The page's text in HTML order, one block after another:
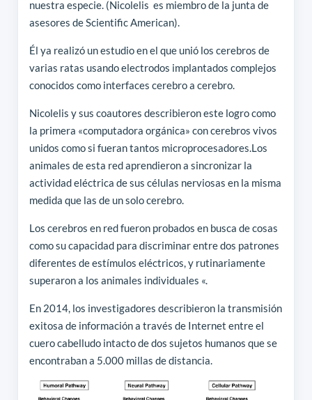
nuestra especie. (Nicolelis es miembro de la junta de
asesores de Scientific American).
Él ya realizó un estudio en el que unió los cerebros de
varias ratas usando electrodos implantados complejos
conocidos como interfaces cerebro a cerebro.
Nicolelis y sus coautores describieron este logro como
la primera «computadora orgánica» con cerebros vivos
unidos como si fueran tantos microprocesadores.Los
animales de esta red aprendieron a sincronizar la
actividad eléctrica de sus células nerviosas en la misma
medida que las de un solo cerebro.
Los cerebros en red fueron probados en busca de cosas
como su capacidad para discriminar entre dos patrones
diferentes de estímulos eléctricos, y rutinariamente
superaron a los animales individuales «.
En 2014, los investigadores describieron la transmisión
exitosa de información a través de Internet entre el
cuero cabelludo intacto de dos sujetos humanos que se
encontraban a 5.000 millas de distancia.